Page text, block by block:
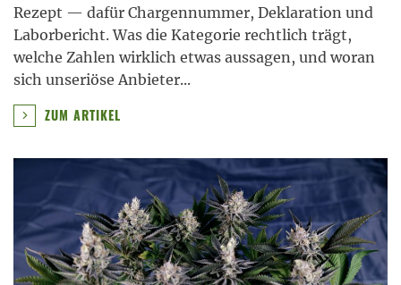
Rezept — dafür Chargennummer, Deklaration und
Laborbericht. Was die Kategorie rechtlich trägt,
welche Zahlen wirklich etwas aussagen, und woran
sich unseriöse Anbieter...
ZUM ARTIKEL